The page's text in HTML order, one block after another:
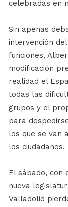
celebradas en
Sin apenas
intervención
funciones,
modificación
realidad el
todas las
grupos y el
para
los que se van
los ciudadanos.
El sábado, con
nueva
Valladolid